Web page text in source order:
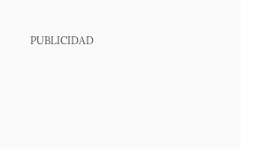
PUBLICIDAD